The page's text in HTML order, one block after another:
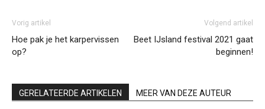
Vorig artikel
Hoe pak je het karpervissen
op?
Volgend artikel
Beet IJsland festival 2021 gaat
beginnen!
GERELATEERDE ARTIKELEN MEER VAN DEZE AUTEUR